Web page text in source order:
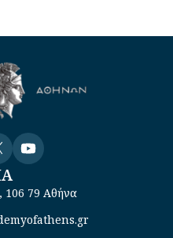
Visit
106 79 Αθήνα